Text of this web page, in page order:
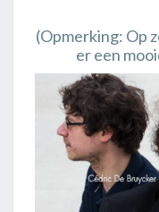
(Opmerking: Op
er een